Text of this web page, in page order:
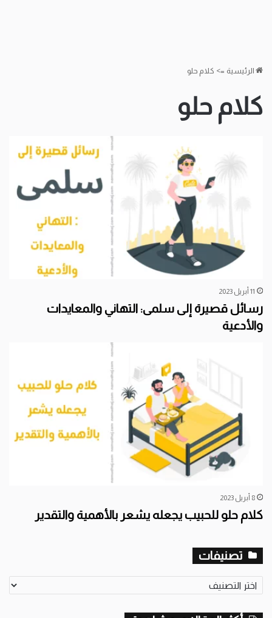
الرئيسية => كلام حلو
كلام حلو
11 أبريل 2023
رسائل قصيرة إلى سلمى: التهاني والمعايدات
والأدعية
8 أبريل 2023
كلام حلو للحبيب يجعله يشعر بالأهمية والتقدير
تصنيفات
ص